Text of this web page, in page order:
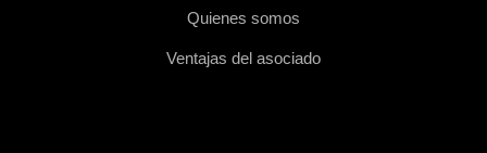
Quienes somos
Ventajas del asociado